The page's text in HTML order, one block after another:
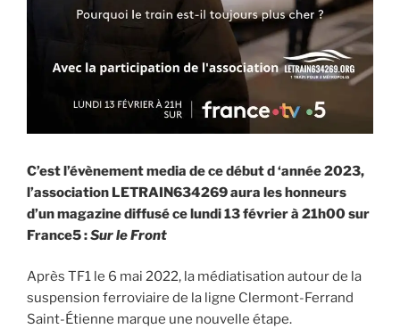
C’est l’évènement media de ce début d ‘année 2023,
l’association LETRAIN634269 aura les honneurs
d’un magazine diffusé ce lundi 13 février à 21h00 sur
France5 :Sur le Front
Après TF1 le 6 mai 2022, la médiatisation autour de la
suspension ferroviaire de la ligne Clermont-Ferrand
Saint-Étienne marque une nouvelle étape.